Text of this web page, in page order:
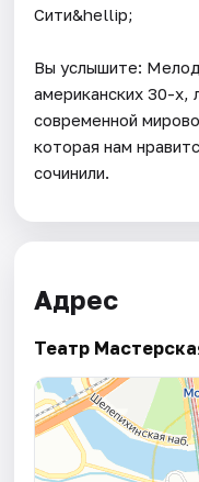
Сити&hellip;
Вы услышите:
американских 30-х,
современной
которая нам
сочинили.
Адрес
Театр